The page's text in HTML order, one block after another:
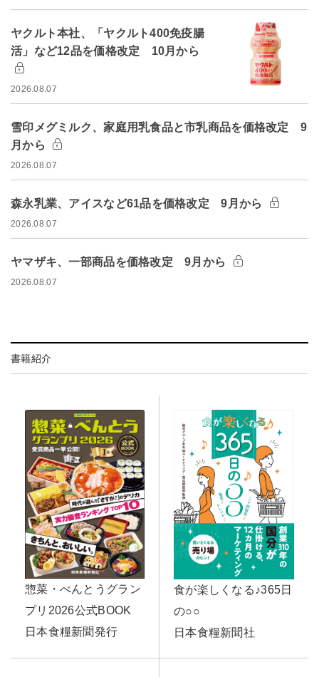
ヤクルト本社、「ヤクルト400免疫腸
活」など12品を価格改定 10月から
2026.08.07
雪印メグミルク、家庭用乳食品と市乳商品を価格改定 9
月から
2026.08.07
森永乳業、アイスなど61品を価格改定 9月から
2026.08.07
ヤマザキ、一部商品を価格改定 9月から
2026.08.07
書籍紹介
惣菜・べんとうグラン
プリ2026公式BOOK
日本食糧新聞発行
食が楽しくなる♪365日
の○○
日本食糧新聞社